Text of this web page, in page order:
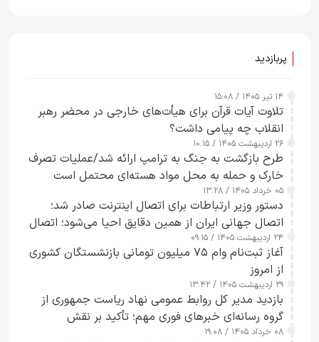
پربازدید
۱۴ تیر ۱۴۰۵ / ۱۵:۰۸
تلاوت آیات قرآن برای هیأت‌های خارجی در محضر رهبر
انقلاب چه پیامی داشت؟
۲۶ اردیبهشت ۱۴۰۵ / ۱۰:۱۵
طرح‌ بازگشت به جنگ به ترامپ ارائه شد/عملیات تصرف
خارک و حمله به محل مواد هسته‌ای محتمل است
۰۵ خرداد ۱۴۰۵ / ۱۳:۲۸
دستور وزیر ارتباطات برای اتصال اینترنت صادر شد؛
اتصال جهانی ایران از همین دقایق احیا می‌شود؛ اتصال
کامل مردم تا ۲۴ ساعت آینده
۲۴ اردیبهشت ۱۴۰۵ / ۰۹:۱۵
آغاز ثبت‌نام وام ۷۵ میلیون تومانی بازنشستگان کشوری
از امروز
۲۹ اردیبهشت ۱۴۰۵ / ۱۳:۴۲
بازدید مدیر کل روابط عمومی نهاد ریاست جمهوری از
گروه رسانه‌ای خبرهای فوری مهم؛ تأکید بر نقش
رسانه‌های هوشمند و مسئول در ارتقای آگاهی عمومی
۰۸ خرداد ۱۴۰۵ / ۱۹:۰۸